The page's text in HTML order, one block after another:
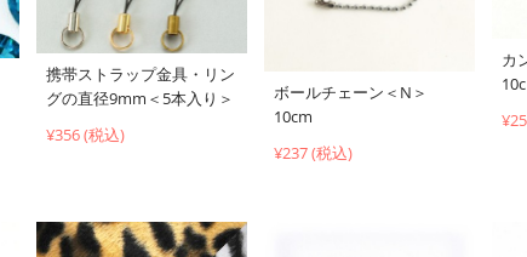
携帯ストラップ金具・リン
グの直径9mm＜5本入り＞
¥356 (税込)
ボールチェーン＜N＞
10cm
¥237 (税込)
カ